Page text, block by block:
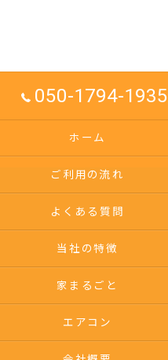
050-1794-1935
ホーム
ご利用の流れ
よくある質問
当社の特徴
家まるごと
エアコン